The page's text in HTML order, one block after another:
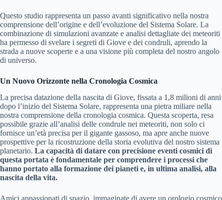
Questo studio rappresenta un passo avanti significativo nella nostra
comprensione dell’origine e dell’evoluzione del Sistema Solare. La
combinazione di simulazioni avanzate e analisi dettagliate dei meteoriti
ha permesso di svelare i segreti di Giove e dei condruli, aprendo la
strada a nuove scoperte e a una visione più completa del nostro angolo
di universo.
Un Nuovo Orizzonte nella Cronologia Cosmica
La precisa datazione della nascita di Giove, fissata a 1,8 milioni di anni
dopo l’inizio del Sistema Solare, rappresenta una pietra miliare nella
nostra comprensione della cronologia cosmica. Questa scoperta, resa
possibile grazie all’analisi delle condrule nei meteoriti, non solo ci
fornisce un’età precisa per il gigante gassoso, ma apre anche nuove
prospettive per la ricostruzione della storia evolutiva del nostro sistema
planetario. La capacità di datare con precisione eventi cosmici di
questa portata è fondamentale per comprendere i processi che
hanno portato alla formazione dei pianeti e, in ultima analisi, alla
nascita della vita.